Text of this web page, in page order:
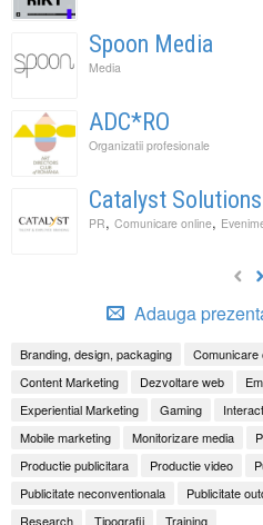
Spoon Media
Media
ADC*RO
Organizatii profesionale
Catalyst Solutions
PR, Comunicare online,
Adauga
Branding, design, packaging Comunicare
Content Marketing
Dezvoltare web
Experiential Marketing
Gaming
Mobile marketing
Monitorizare media
Productie publicitara
Productie video
Publicitate neconventionala
Publicitate
Research
Tipografii Training